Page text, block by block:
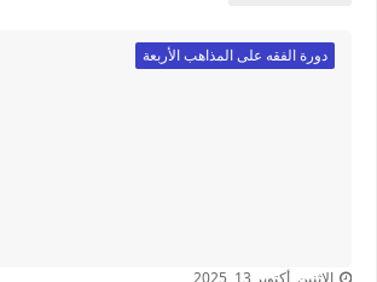
دورة الفقه على المذاهب الأربعة